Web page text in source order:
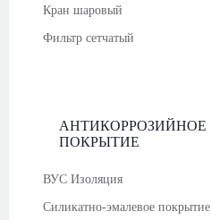
Кран шаровый
Фильтр сетчатый
АНТИКОРРОЗИЙНОЕ
ПОКРЫТИЕ
ВУС Изоляция
Силикатно-эмалевое покрытие